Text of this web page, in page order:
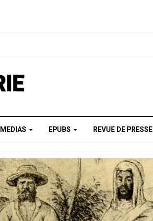
MEDIAS EPUBS REVUE DE PRESSE